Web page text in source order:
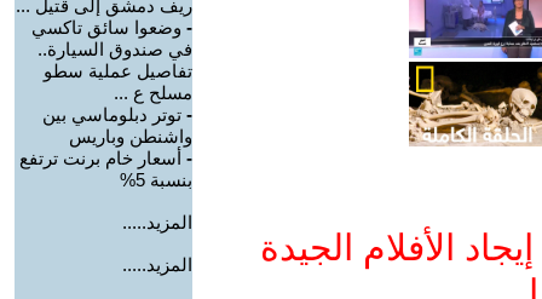
الأفلام الجيدة
ريف دمشق إلى قتيل ...
- وضعوا سائق تاكسي
في صندوق السيارة..
تفاصيل عملية سطو
مسلح ع ...
- توتر دبلوماسي بين
واشنطن وباريس
- أسعار خام برنت ترتفع
بنسبة 5%
المزيد.....
المزيد.....